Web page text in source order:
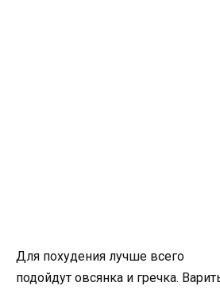
Для похудения лучше всего
подойдут овсянка и гречка.